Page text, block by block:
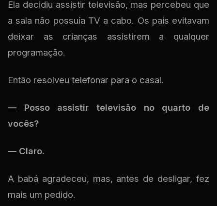
Ela decidiu assistir televisão, mas percebeu que
a sala não possuía TV a cabo. Os pais evitavam
deixar as crianças assistirem a qualquer
programação.
Então resolveu telefonar para o casal.
— Posso assistir televisão no quarto de
vocês?
— Claro.
A babá agradeceu, mas, antes de desligar, fez
mais um pedido.